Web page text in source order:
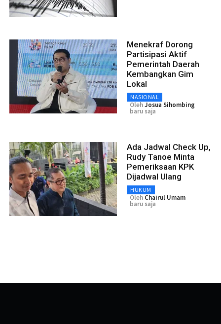
Menekraf Dorong
Partisipasi Aktif
Pemerintah Daerah
Kembangkan Gim
Lokal
NASIONAL
OlehJosua Sihombing
baru saja
Ada Jadwal Check Up,
Rudy Tanoe Minta
Pemeriksaan KPK
Dijadwal Ulang
HUKUM
Oleh Chairul Umam
baru saja